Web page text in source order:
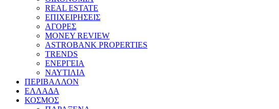
REAL ESTATE
ΕΠΙΧΕΙΡΗΣΕΙΣ
ΑΓΟΡΕΣ
MONEY REVIEW
ASTROBANK PROPERTIES
TRENDS
ΕΝΕΡΓΕΙΑ
ΝΑΥΤΙΛΙΑ
ΠΕΡΙΒΑΛΛΟΝ
ΕΛΛΑΔΑ
ΚΟΣΜΟΣ